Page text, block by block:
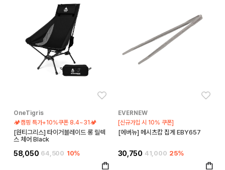
OneTigris
🏕️캠핑 특가+10%쿠폰 8.4~31🏕️
[원티그리스] 타이거블레이드 롱 릴렉
스 체어 Black
58,050 64,500 10%
EVERNEW
[신규가입 시 10% 쿠폰]
[에버뉴] 메시츠캄 집게 EBY657
30,750 41,000 25%